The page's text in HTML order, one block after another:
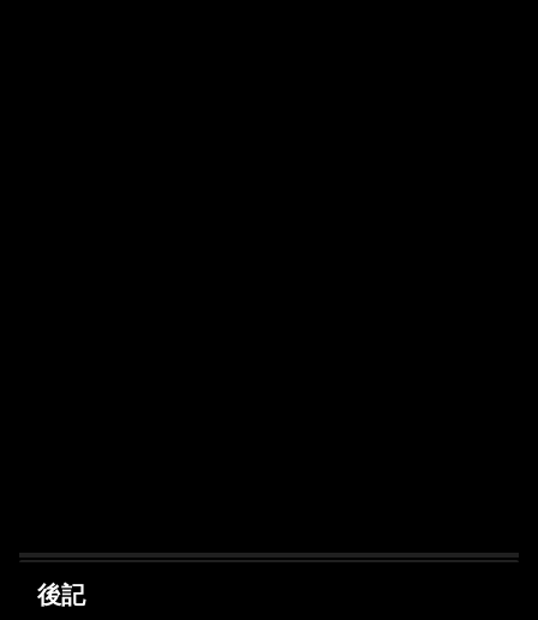
後記